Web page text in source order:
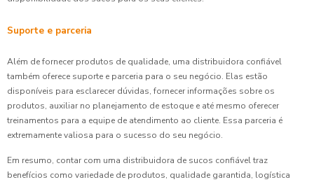
Suporte e parceria
Além de fornecer produtos de qualidade, uma distribuidora confiável
também oferece suporte e parceria para o seu negócio. Elas estão
disponíveis para esclarecer dúvidas, fornecer informações sobre os
produtos, auxiliar no planejamento de estoque e até mesmo oferecer
treinamentos para a equipe de atendimento ao cliente. Essa parceria é
extremamente valiosa para o sucesso do seu negócio.
Em resumo, contar com uma distribuidora de sucos confiável traz
benefícios como variedade de produtos, qualidade garantida, logística